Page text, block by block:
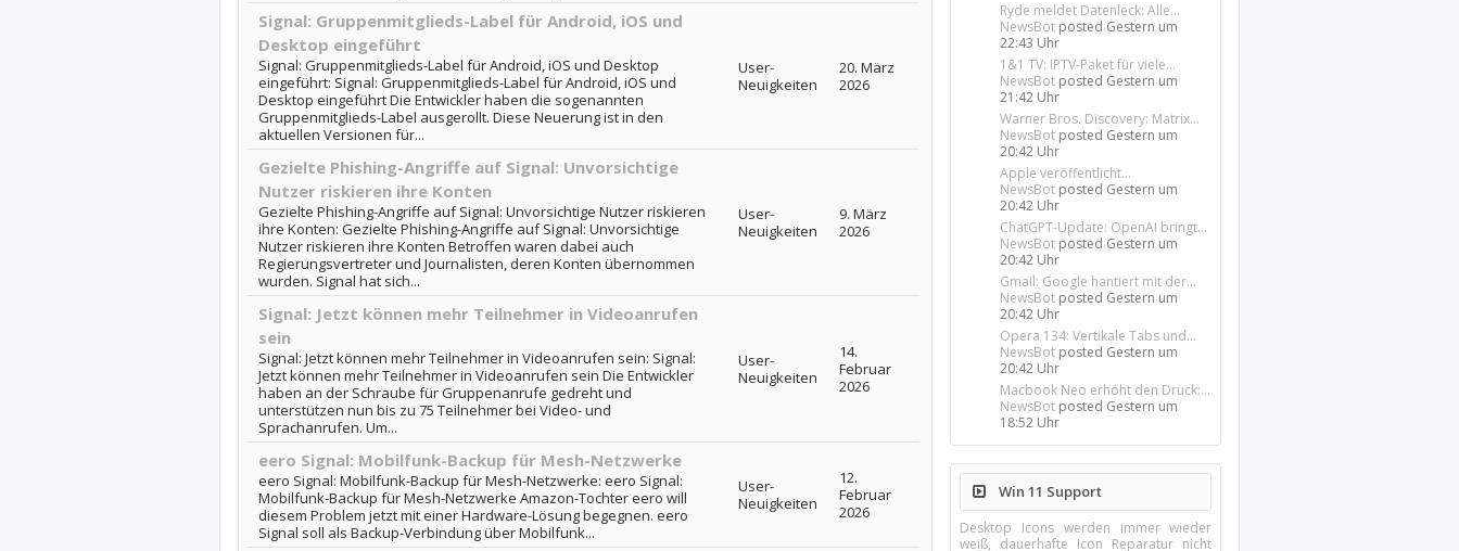
Signal: Gruppenmitglieds-Label für Android, iOS und
Desktop eingeführt
Signal: Gruppenmitglieds-Label für Android, iOS und Desktop
eingeführt: Signal: Gruppenmitglieds-Label für Android, iOS und
Desktop eingeführt Die Entwickler haben die sogenannten
Gruppenmitglieds-Label ausgerollt. Diese Neuerung ist in den
aktuellen Versionen für...
User-
Neuigkeiten
20. März
2026
Gezielte Phishing-Angriffe auf Signal: Unvorsichtige
Nutzer riskieren ihre Konten
Gezielte Phishing-Angriffe auf Signal: Unvorsichtige Nutzer riskieren
ihre Konten: Gezielte Phishing-Angriffe auf Signal: Unvorsichtige
Nutzer riskieren ihre Konten Betroffen waren dabei auch
Regierungsvertreter und Journalisten, deren Konten übernommen
wurden. Signal hat sich...
User-
Neuigkeiten
9. März
2026
Signal: Jetzt können mehr Teilnehmer in Videoanrufen
sein
Signal: Jetzt können mehr Teilnehmer in Videoanrufen sein: Signal:
Jetzt können mehr Teilnehmer in Videoanrufen sein Die Entwickler
haben an der Schraube für Gruppenanrufe gedreht und
unterstützen nun bis zu 75 Teilnehmer bei Video- und
Sprachanrufen. Um...
User-
Neuigkeiten
14.
Februar
2026
eero Signal: Mobilfunk-Backup für Mesh-Netzwerke
eero Signal: Mobilfunk-Backup für Mesh-Netzwerke: eero Signal:
Mobilfunk-Backup für Mesh-Netzwerke Amazon-Tochter eero will
diesem Problem jetzt mit einer Hardware-Lösung begegnen. eero
Signal soll als Backup-Verbindung über Mobilfunk...
User-
Neuigkeiten
12.
Februar
2026
Ryde meldet Datenleck: Alle...
NewsBot posted Gestern um
22:43 Uhr
1&1 TV: IPTV-Paket für viele...
NewsBot posted Gestern um
21:42 Uhr
Warner Bros. Discovery: Matrix...
NewsBot posted Gestern um
20:42 Uhr
Apple veröffentlicht...
NewsBot posted Gestern um
20:42 Uhr
ChatGPT-Update: OpenAI bringt...
NewsBot posted Gestern um
20:42 Uhr
Gmail: Google hantiert mit der...
NewsBot posted Gestern um
20:42 Uhr
Opera 134: Vertikale Tabs und...
NewsBot posted Gestern um
20:42 Uhr
Macbook Neo erhöht den Druck:...
NewsBot posted Gestern um
18:52 Uhr
Win 11 Support
Desktop Icons werden immer wieder
weiß, dauerhafte Icon Reparatur nicht